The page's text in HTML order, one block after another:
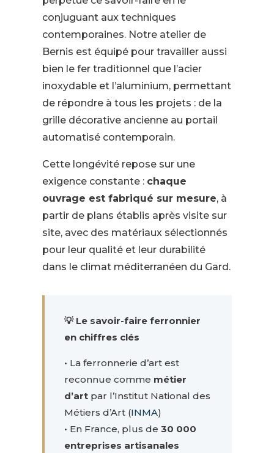
conjuguant aux techniques
contemporaines. Notre atelier de
Bernis est équipé pour travailler aussi
bien le fer traditionnel que l’acier
inoxydable et l’aluminium, permettant
de répondre à tous les projets : de la
grille décorative ancienne au portail
automatisé contemporain.
Cette longévité repose sur une
exigence constante : chaque
ouvrage est fabriqué sur mesure, à
partir de plans établis après visite sur
site, avec des matériaux sélectionnés
pour leur qualité et leur durabilité
dans le climat méditerranéen du Gard.
💡 Le savoir-faire ferronnier
en chiffres clés
• La ferronnerie d’art est
reconnue comme métier
d’artpar l’Institut National des
Métiers d’Art (INMA)
• En France, plus de 30 000
entreprises artisanales